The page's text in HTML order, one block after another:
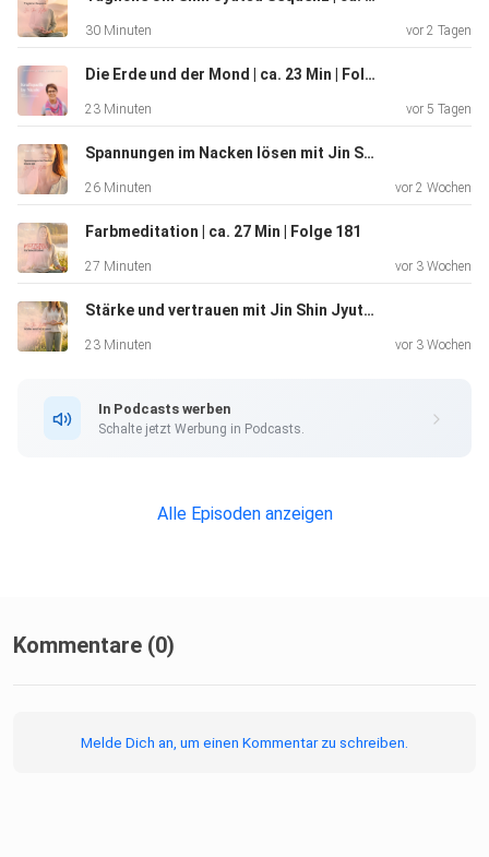
Affirmation:
„Licht, Frieden und Harmonie erfüllen mein Herz und meinen
Geist.“
Gönn dir diesen Moment des Innehaltens – und teile die
mit Menschen, die sich nach Heilung, Ausgeglichenheit und
achtsamer
Jetzt mitströmen & Frieden finden.
Mehr Inhalte & Impulse findest du hier:
linktr.ee/kraftquelle_by_nicole
#Energiearbeit #Heilung #Achtsamkeit #Mindfulness
30 Minuten vor 2 Tagen
Die Erde und der Mond | ca. 23 Min | Folge 183
23 Minuten vor 5 Tagen
Spannungen im Nacken lösen mit Jin Shin Jyutsu | ca. 25 Min | Folge 182
26 Minuten vor 2 Wochen
Farbmeditation | ca. 27 Min | Folge 181
27 Minuten vor 3 Wochen
Stärke und vertrauen mit Jin Shin Jyutsu - ca. 23 Min - Folge 180-enhanced-v2
23 Minuten vor 3 Wochen
In Podcasts werben
Schalte jetzt Werbung in Podcasts.
Alle Episoden anzeigen
Kommentare (0)
Melde Dich an, um einen Kommentar zu schreiben.